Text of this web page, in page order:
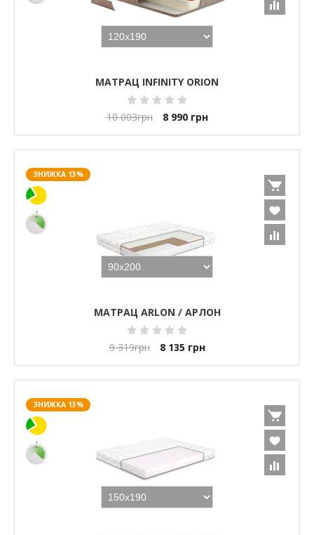
МАТРАЦ INFINITY ORION
10 003грн 8 990 грн
ЗНИЖКА 13%
МАТРАЦ ARLON / АРЛОН
9 319грн 8 135 грн
ЗНИЖКА 13%